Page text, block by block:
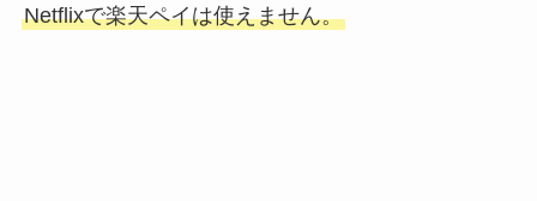
Netflixで楽天ペイは使えません。